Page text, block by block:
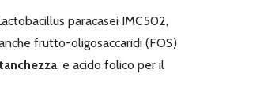
paracasei IMC502,
frutto-oligosaccaridi (FOS)
, e acido folico per il